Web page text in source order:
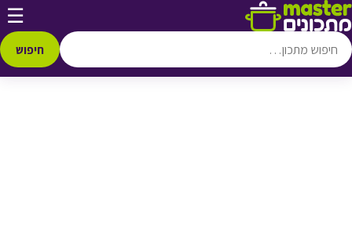
דלג לתוכן ☰
חיפוש
♥ הוספה